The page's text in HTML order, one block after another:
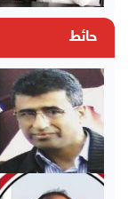
حائط